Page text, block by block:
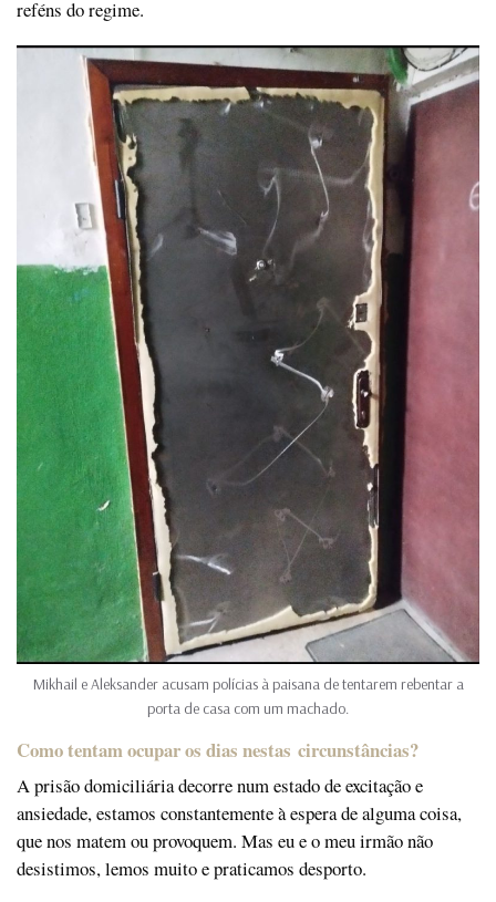
reféns do regime.
Mikhail e Aleksander acusam polícias à paisana de tentarem rebentar a
porta de casa com um machado.
Como tentam ocupar os dias nestas circunstâncias?
A prisão domiciliária decorre num estado de excitação e
ansiedade, estamos constantemente à espera de alguma coisa,
que nos matem ou provoquem. Mas eu e o meu irmão não
desistimos, lemos muito e praticamos desporto.